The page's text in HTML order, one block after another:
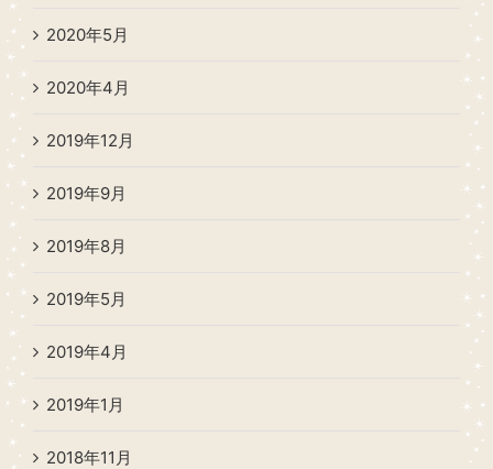
2020年5月
2020年4月
2019年12月
2019年9月
2019年8月
2019年5月
2019年4月
2019年1月
2018年11月